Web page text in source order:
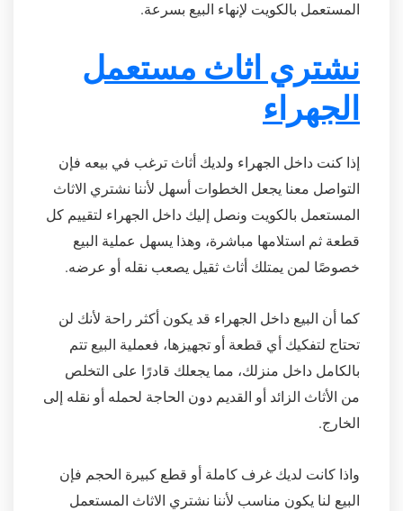
المستعمل بالكويت لإنهاء البيع بسرعة.
نشتري اثاث مستعمل
الجهراء
إذا كنت داخل الجهراء ولديك أثاث ترغب في بيعه فإن
التواصل معنا يجعل الخطوات أسهل لأننا نشتري الاثاث
المستعمل بالكويت ونصل إليك داخل الجهراء لتقييم كل
قطعة ثم استلامها مباشرة، وهذا يسهل عملية البيع
خصوصًا لمن يمتلك أثاث ثقيل يصعب نقله أو عرضه.
كما أن البيع داخل الجهراء قد يكون أكثر راحة لأنك لن
تحتاج لتفكيك أي قطعة أو تجهيزها، فعملية البيع تتم
بالكامل داخل منزلك، مما يجعلك قادرًا على التخلص
من الأثاث الزائد أو القديم دون الحاجة لحمله أو نقله إلى
الخارج.
واذا كانت لديك غرف كاملة أو قطع كبيرة الحجم فإن
البيع لنا يكون مناسب لأننا نشتري الاثاث المستعمل